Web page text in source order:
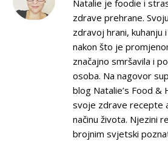
Natalie je foodie i
zdrave prehrane.
zdravoj hrani, kuhanju
nakon što je
značajno smršavila i
osoba. Na nagovor
blog Natalie’s Food &
svoje zdrave recepte
načinu života. Njezini
brojnim svjetski